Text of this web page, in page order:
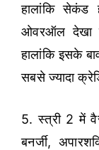
हालांकि सेकंड
ओवरऑल देखा
हालांकि इसके
सबसे ज्यादा
5. स्त्री 2 में
बनर्जी,